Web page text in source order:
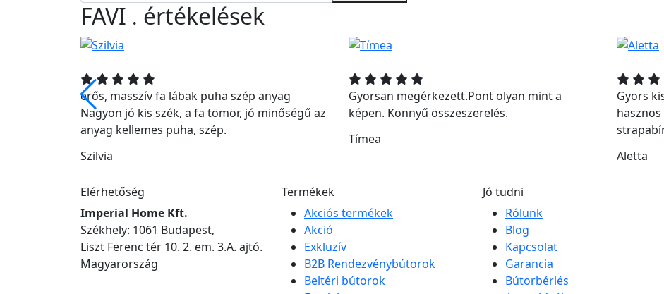
FAVI . értékelések
erős, masszív fa lábak puha szép anyag
Nagyon jó kis szék, a fa tömör, jó minőségű az
anyag kellemes puha, szép.
Szilvia
Gyorsan megérkezett.Pont olyan mint a
képen. Könnyű összeszerelés.
Tímea
Gyors
Aletta
Elérhetőség
Imperial Home Kft.
Székhely: 1061 Budapest,
Liszt Ferenc tér 10. 2. em. 3.A. ajtó.
Magyarország
Termékek
Akciós termékek
Akció
Exkluzív
B2B Rendezvénybútorok
Beltéri bútorok
Jó tudni
Rólunk
Blog
Kapcsolat
Garancia
Bútorbérlés